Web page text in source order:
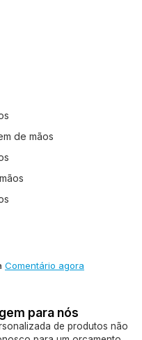
de mãos
Comentário agora
para nós
de produtos não